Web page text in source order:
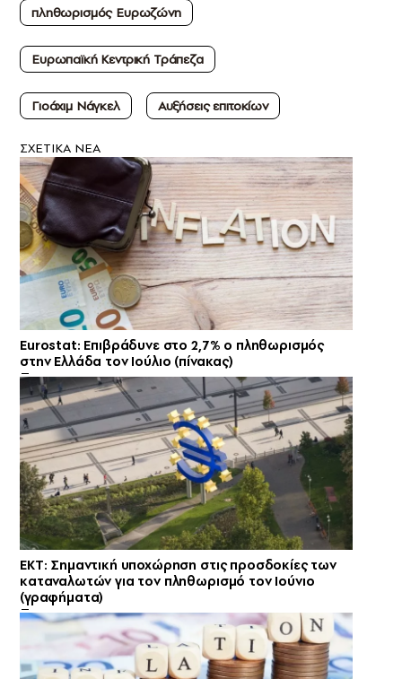
πληθωρισμός Ευρωζώνη
Ευρωπαϊκή Κεντρική Τράπεζα
Γιοάχιμ Νάγκελ Αυξήσεις επιτοκίων
ΣXETIKA NEA
Eurostat: Επιβράδυνε στο 2,7% ο πληθωρισμός
στην Ελλάδα τον Ιούλιο (πίνακας)
ΕΚΤ: Σημαντική υποχώρηση στις προσδοκίες των
καταναλωτών για τον πληθωρισμό τον Ιούνιο
(γραφήματα)